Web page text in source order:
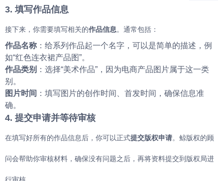
3. 填写作品信息
接下来，你需要填写相关的作品信息。通常包括：
作品名称 ：给系列作品起一个名字，可以是简单的描述，例
如“红色连衣裙产品图”。
作品类别 ：选择“美术作品”，因为电商产品图片属于这一类
别。
图片时间 ：填写图片的创作时间、首发时间，确保信息准
确。
4. 提交申请并等待审核
在填写好所有的作品信息后，你可以正式提交版权申请。鲸版权的顾
问会帮助你审核材料，确保没有问题之后，再将资料提交到版权局进